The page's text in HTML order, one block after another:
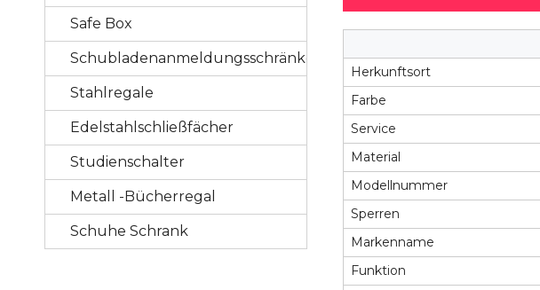
Safe Box
Schubladenanmeldungsschränke
Stahlregale
Edelstahlschließfächer
Studienschalter
Metall -Bücherregal
Schuhe Schrank
Herkunftsort
Farbe
Service
Material
Modellnummer
Sperren
Markenname
Funktion